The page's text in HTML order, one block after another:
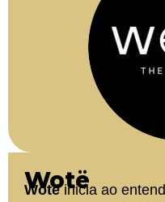
Wotë
Wotëinicia ao